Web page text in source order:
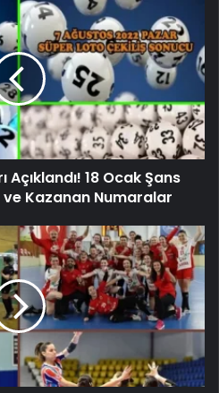
Açıklandı! 18 Ocak Şans
ve Kazanan Numaralar